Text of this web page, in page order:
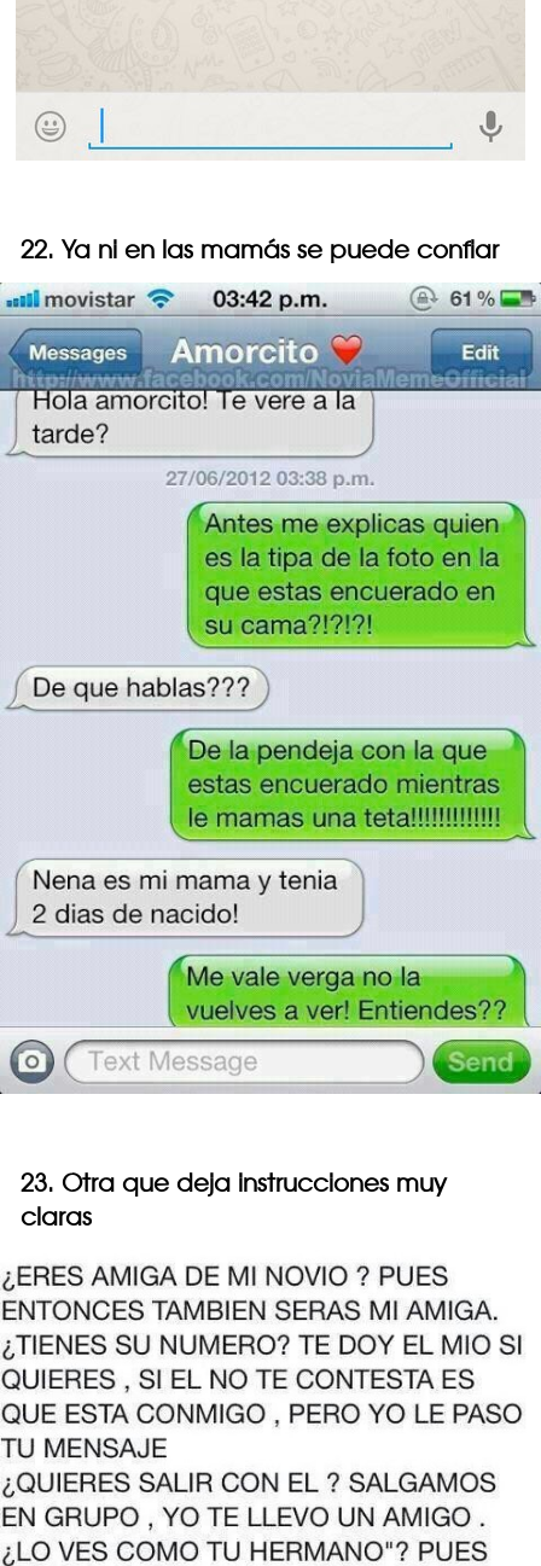
22. Ya ni en las mamás se puede confiar
23. Otra que deja instrucciones muy
claras